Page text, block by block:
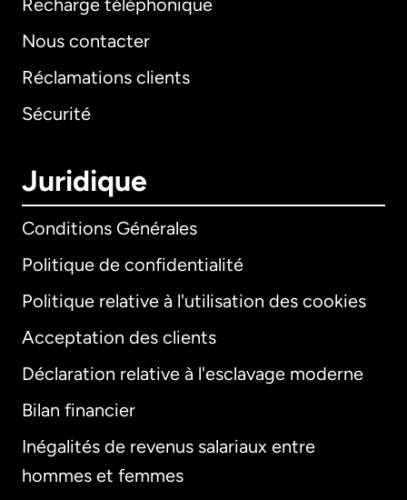
Recharge téléphonique
Nous contacter
Réclamations clients
Sécurité
Juridique
Conditions Générales
Politique de confidentialité
Politique relative à l'utilisation des cookies
Acceptation des clients
Déclaration relative à l'esclavage moderne
Bilan financier
Inégalités de revenus salariaux entre
hommes et femmes
International